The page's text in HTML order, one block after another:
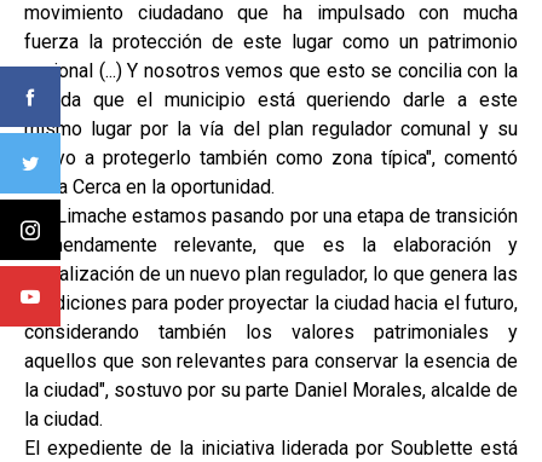
movimiento ciudadano que ha impulsado con mucha
fuerza la protección de este lugar como un patrimonio
nacional (...) Y nosotros vemos que esto se concilia con la
mirada que el municipio está queriendo darle a este
mismo lugar por la vía del plan regulador comunal y su
apoyo a protegerlo también como zona típica", comentó
De la Cerca en la oportunidad.
"En Limache estamos pasando por una etapa de transición
tremendamente relevante, que es la elaboración y
actualización de un nuevo plan regulador, lo que genera las
condiciones para poder proyectar la ciudad hacia el futuro,
considerando también los valores patrimoniales y
aquellos que son relevantes para conservar la esencia de
la ciudad", sostuvo por su parte Daniel Morales, alcalde de
la ciudad.
El expediente de la iniciativa liderada por Soublette está